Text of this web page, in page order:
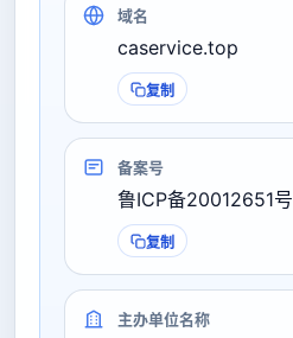
域名
caservice.top
复制
备案号
鲁ICP备20012651号
复制
主办单位名称